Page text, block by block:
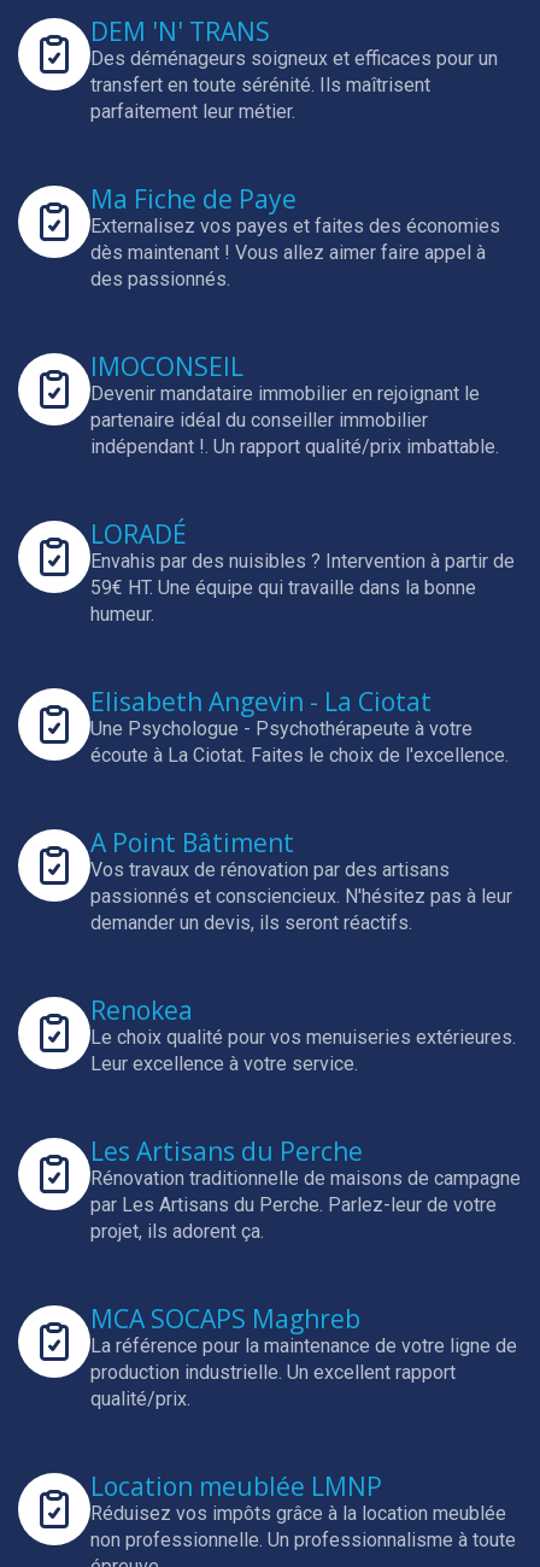
DEM 'N' TRANS
Des déménageurs soigneux et efficaces pour un
transfert en toute sérénité. Ils maîtrisent
parfaitement leur métier.
Ma Fiche de Paye
Externalisez vos payes et faites des économies
dès maintenant ! Vous allez aimer faire appel à
des passionnés.
IMOCONSEIL
Devenir mandataire immobilier en rejoignant le
partenaire idéal du conseiller immobilier
indépendant !. Un rapport qualité/prix imbattable.
LORADÉ
Envahis par des nuisibles ? Intervention à partir de
59€ HT. Une équipe qui travaille dans la bonne
humeur.
Elisabeth Angevin - La Ciotat
Une Psychologue - Psychothérapeute à votre
écoute à La Ciotat. Faites le choix de l'excellence.
A Point Bâtiment
Vos travaux de rénovation par des artisans
passionnés et consciencieux. N'hésitez pas à leur
demander un devis, ils seront réactifs.
Renokea
Le choix qualité pour vos menuiseries extérieures.
Leur excellence à votre service.
Les Artisans du Perche
Rénovation traditionnelle de maisons de campagne
par Les Artisans du Perche. Parlez-leur de votre
projet, ils adorent ça.
MCA SOCAPS Maghreb
La référence pour la maintenance de votre ligne de
production industrielle. Un excellent rapport
qualité/prix.
Location meublée LMNP
Réduisez vos impôts grâce à la location meublée
non professionnelle. Un professionnalisme à toute